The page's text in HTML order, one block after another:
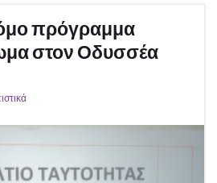
πρόγραμμα
στον Οδυσσέα